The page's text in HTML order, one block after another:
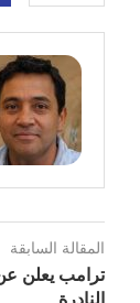
المقالة السابقة
ترامب يعلن